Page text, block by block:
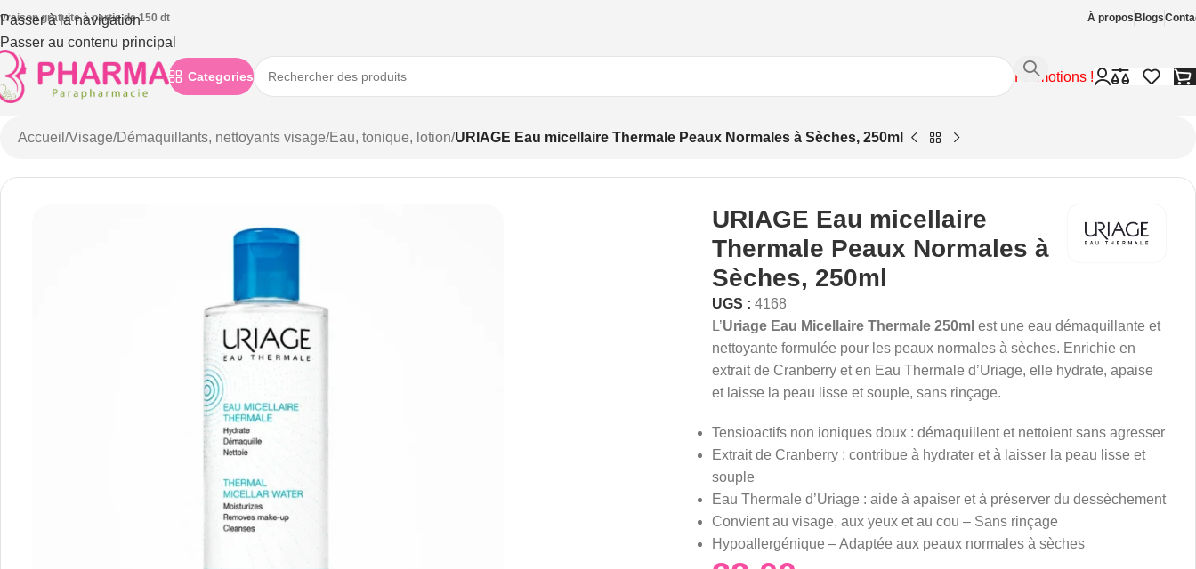
Passer à la navigation
Passer au contenu principal
gratuite à partie de 150 dt À propos Blogs
Categories Promotions !
Accueil /Visage/Démaquillants, nettoyants visage/Eau, tonique, lotion/URIAGE Eau micellaire Thermale Peaux Normales à Sèches, 250ml
URIAGE Eau micellaire
Thermale Peaux Normales à
Sèches, 250ml
UGS :4168
L’Uriage Eau Micellaire Thermale 250ml est une eau démaquillante et
nettoyante formulée pour les peaux normales à sèches. Enrichie en
extrait de Cranberry et en Eau Thermale d’Uriage, elle hydrate, apaise
et laisse la peau lisse et souple, sans rinçage.
Tensioactifs non ioniques doux : démaquillent et nettoient sans agresser
Extrait de Cranberry : contribue à hydrater et à laisser la peau lisse et
souple
Eau Thermale d’Uriage : aide à apaiser et à préserver du dessèchement
Convient au visage, aux yeux et au cou – Sans rinçage
Hypoallergénique – Adaptée aux peaux normales à sèches